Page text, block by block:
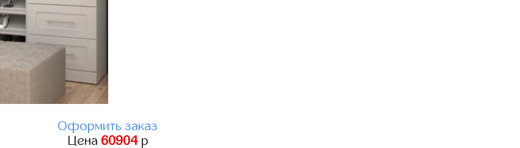
Оформить заказ
Цена 60904р